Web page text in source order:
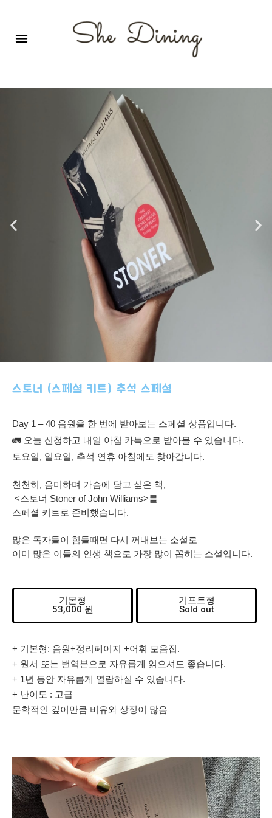
스토너 (스페셜 키트) 추석 스페셜
Day 1 – 40 음원을 한 번에 받아보는 스페셜 상품입니다.
🚛 오늘 신청하고 내일 아침 카톡으로 받아볼 수 있습니다.
토요일, 일요일, 추석 연휴 아침에도 찾아갑니다.
천천히, 음미하며 가슴에 담고 싶은 책,
<스토너 Stoner of John Williams>를
스페셜 키트로 준비했습니다.
많은 독자들이 힘들때면 다시 꺼내보는 소설로
이미 많은 이들의 인생 책으로 가장 많이 꼽히는 소설입니다.
기본형
53,000 원
기프트형
Sold out
+ 기본형: 음원+정리페이지 +어휘 모음집.
+ 원서 또는 번역본으로 자유롭게 읽으셔도 좋습니다.
+ 1년 동안 자유롭게 열람하실 수 있습니다.
+ 난이도 : 고급
문학적인 깊이만큼 비유와 상징이 많음